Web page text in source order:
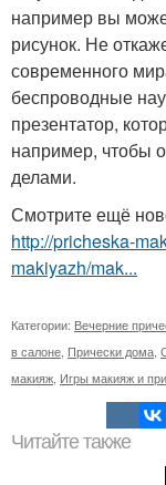
например вы
рисунок. Не
современного
беспроводные
презентатор,
например, чтобы
делами.
Смотрите ещё
http://pricheska-
makiyazh/mak...
Категории: Вечерние
в салоне, Прически дома,
макияж, Игры макияж и
Читайте также